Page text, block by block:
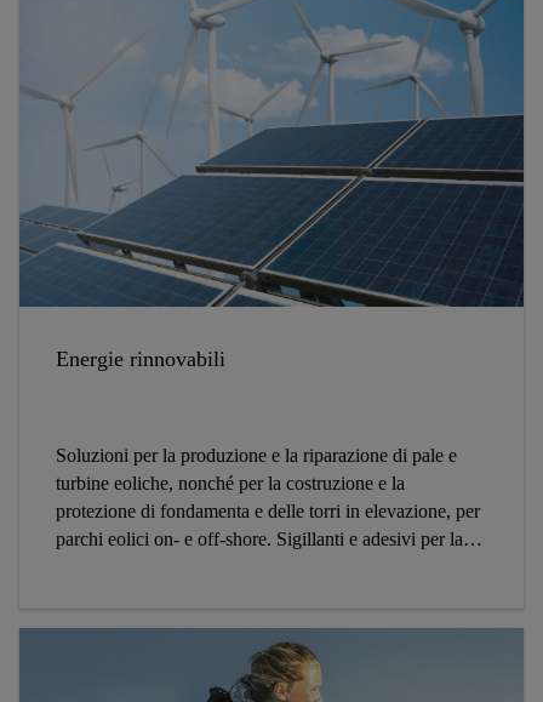
Energie rinnovabili
Soluzioni per la produzione e la riparazione di pale e
turbine eoliche, nonché per la costruzione e la
protezione di fondamenta e delle torri in elevazione, per
parchi eolici on- e off-shore. Sigillanti e adesivi per la